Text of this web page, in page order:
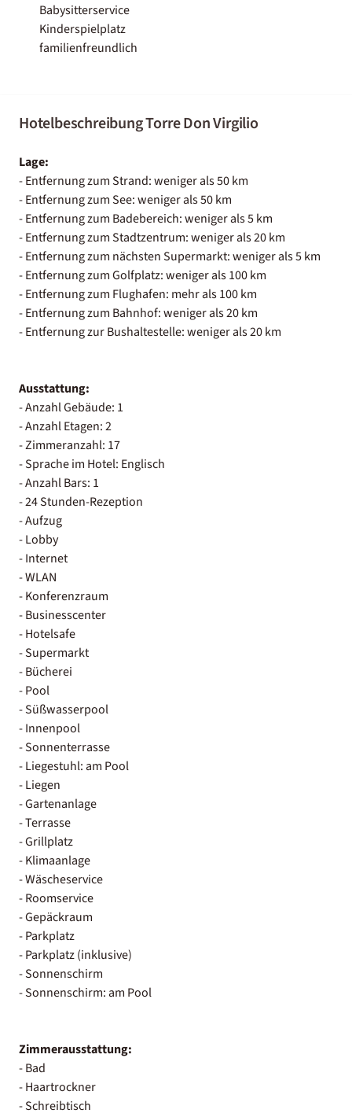
Babysitterservice
Kinderspielplatz
familienfreundlich
Hotelbeschreibung Torre Don Virgilio
Lage:
- Entfernung zum Strand: weniger als 50 km
- Entfernung zum See: weniger als 50 km
- Entfernung zum Badebereich: weniger als 5 km
- Entfernung zum Stadtzentrum: weniger als 20 km
- Entfernung zum nächsten Supermarkt: weniger als 5 km
- Entfernung zum Golfplatz: weniger als 100 km
- Entfernung zum Flughafen: mehr als 100 km
- Entfernung zum Bahnhof: weniger als 20 km
- Entfernung zur Bushaltestelle: weniger als 20 km
Ausstattung:
- Anzahl Gebäude: 1
- Anzahl Etagen: 2
- Zimmeranzahl: 17
- Sprache im Hotel: Englisch
- Anzahl Bars: 1
- 24 Stunden-Rezeption
- Aufzug
- Lobby
- Internet
- WLAN
- Konferenzraum
- Businesscenter
- Hotelsafe
- Supermarkt
- Bücherei
- Pool
- Süßwasserpool
- Innenpool
- Sonnenterrasse
- Liegestuhl: am Pool
- Liegen
- Gartenanlage
- Terrasse
- Grillplatz
- Klimaanlage
- Wäscheservice
- Roomservice
- Gepäckraum
- Parkplatz
- Parkplatz (inklusive)
- Sonnenschirm
- Sonnenschirm: am Pool
Zimmerausstattung:
- Bad
- Haartrockner
- Schreibtisch